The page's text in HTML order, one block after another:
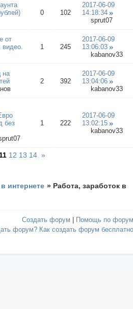
0 102
2017-06-09
14:18:34
sprut07
от
1 245
2017-06-09
13:06:03
kabanov33
на
2 392
2017-06-09
13:04:06
kabanov33
без
1 222
2017-06-09
13:02:15
kabanov33
12 13 14 »
интернете » Работа, заработок в
Создать форум Помощь по